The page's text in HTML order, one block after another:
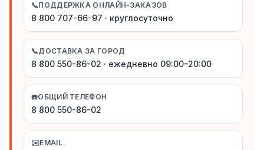
📞ПОДДЕРЖКА ОНЛАЙН-ЗАКАЗОВ
8 800 707-66-97 · круглосуточно
📞ДОСТАВКА ЗА ГОРОД
8 800 550-86-02 · ежедневно 09:00–20:00
☎️ОБЩИЙ ТЕЛЕФОН
8 800 550-86-02
✉️EMAIL